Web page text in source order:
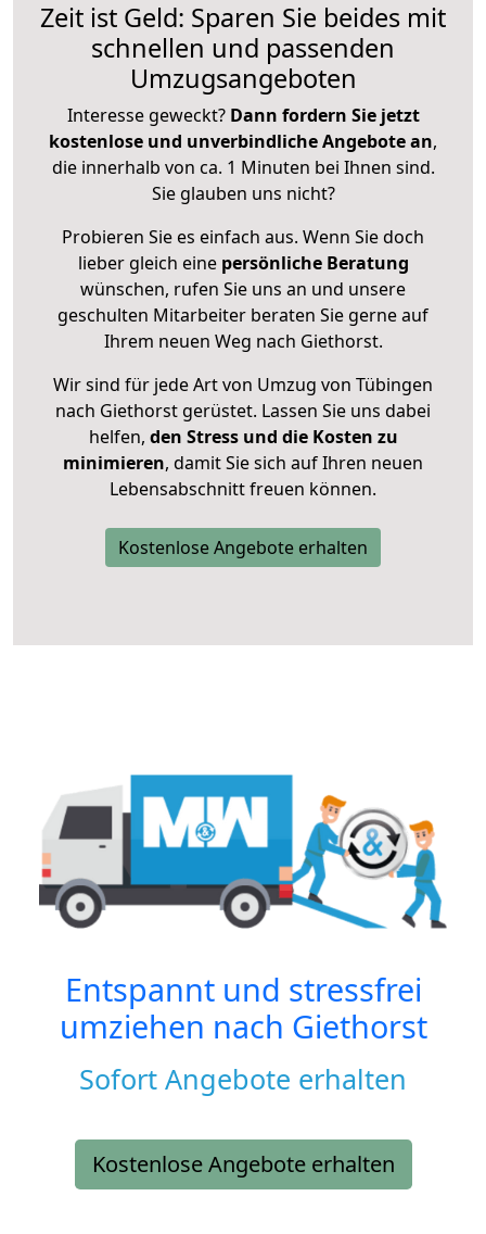
Zeit ist Geld: Sparen Sie beides mit
schnellen und passenden
Umzugsangeboten
Interesse geweckt? Dann fordern Sie jetzt
kostenlose und unverbindliche Angebote an,
die innerhalb von ca. 1 Minuten bei Ihnen sind.
Sie glauben uns nicht?
Probieren Sie es einfach aus. Wenn Sie doch
lieber gleich eine persönliche Beratung
wünschen, rufen Sie uns an und unsere
geschulten Mitarbeiter beraten Sie gerne auf
Ihrem neuen Weg nach Giethorst.
Wir sind für jede Art von Umzug von Tübingen
nach Giethorst gerüstet. Lassen Sie uns dabei
helfen, den Stress und die Kosten zu
minimieren, damit Sie sich auf Ihren neuen
Lebensabschnitt freuen können.
Kostenlose Angebote erhalten
Entspannt und stressfrei
umziehen nach Giethorst
Sofort Angebote erhalten
Kostenlose Angebote erhalten